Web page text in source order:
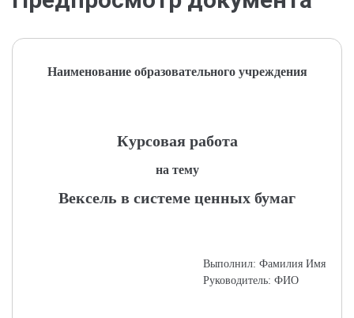
Наименование образовательного учреждения
Курсовая работа
на тему
Вексель в системе ценных бумаг
Выполнил: Фамилия Имя
Руководитель: ФИО